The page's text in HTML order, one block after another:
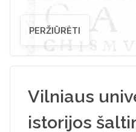
PERŽIŪRĖTI
Vilniaus
istorijos